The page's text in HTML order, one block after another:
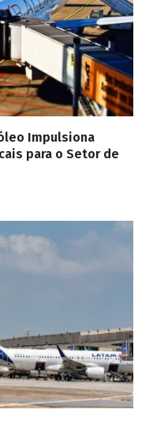
Impulsiona
para o Setor de